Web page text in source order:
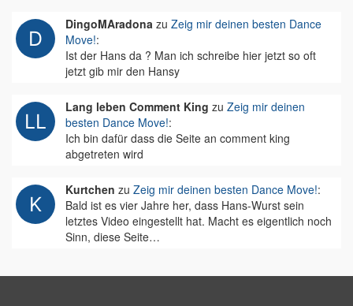
DingoMAradona zu Zeig mir deinen besten Dance
Move!:
Ist der Hans da ? Man ich schreibe hier jetzt so oft
jetzt gib mir den Hansy
Lang leben Comment King zu Zeig mir deinen
besten Dance Move!:
Ich bin dafür dass die Seite an comment king
abgetreten wird
Kurtchen zu Zeig mir deinen besten Dance Move!:
Bald ist es vier Jahre her, dass Hans-Wurst sein
letztes Video eingestellt hat. Macht es eigentlich noch
Sinn, diese Seite…